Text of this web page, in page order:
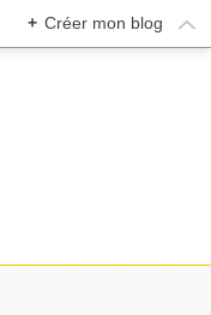
+ Créer mon blog